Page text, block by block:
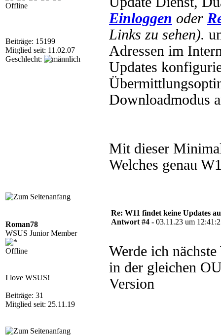
Offline
Beiträge: 15199
Mitglied seit: 11.02.07
Geschlecht:
Einloggen oder
Links zu sehen).
Adressen im
Updates
Downloadmodus
Mit dieser
Welches genau
Roman78
WSUS Junior Member
Offline
I love WSUS!
Beiträge: 31
Mitglied seit: 25.11.19
Re: W11 findet keine Updates
Antwort #4 - 03.11.23 um
Werde ich
in der gleichen
Version